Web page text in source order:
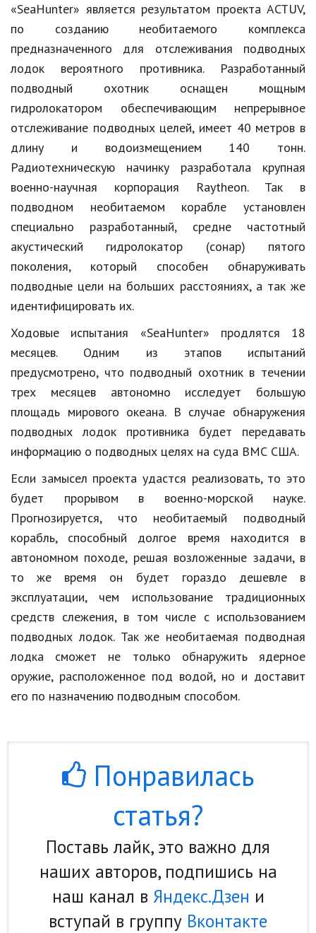
Красота и здоровье
Авто, мото
Дом и сад
Недвижимость
Спорт и фитнес
Психология и отношения
Творчество и рукоделие
Работа и бизнес
Животные
Еда и напитки
Праздники и подарки
Кинематограф
Домашние животные
Семья и дети
Строительство
Культура и общество
Мода и стиль
Бизнес
Хобби и развлечения
Финансы
Юриспруденция
Природа
«SeaHunter» является результатом проекта ACTUV,
по созданию необитаемого комплекса
предназначенного для отслеживания подводных
лодок вероятного противника. Разработанный
подводный охотник оснащен мощным
гидролокатором обеспечивающим непрерывное
отслеживание подводных целей, имеет 40 метров в
длину и водоизмещением 140 тонн.
Радиотехническую начинку разработала крупная
военно-научная корпорация Raytheon. Так в
подводном необитаемом корабле установлен
специально разработанный, средне частотный
акустический гидролокатор (сонар) пятого
поколения, который способен обнаруживать
подводные цели на больших расстояниях, а так же
идентифицировать их.
Ходовые испытания «SeaHunter» продлятся 18
месяцев. Одним из этапов испытаний
предусмотрено, что подводный охотник в течении
трех месяцев автономно исследует большую
площадь мирового океана. В случае обнаружения
подводных лодок противника будет передавать
информацию о подводных целях на суда ВМС США.
Если замысел проекта удастся реализовать, то это
будет прорывом в военно-морской науке.
Прогнозируется, что необитаемый подводный
корабль, способный долгое время находится в
автономном походе, решая возложенные задачи, в
то же время он будет гораздо дешевле в
эксплуатации, чем использование традиционных
средств слежения, в том числе с использованием
подводных лодок. Так же необитаемая подводная
лодка сможет не только обнаружить ядерное
оружие, расположенное под водой, но и доставит
его по назначению подводным способом.
Понравилась
статья?
Поставь лайк, это важно для
наших авторов, подпишись на
наш канал в Яндекс.Дзен и
вступай в группу Вконтакте